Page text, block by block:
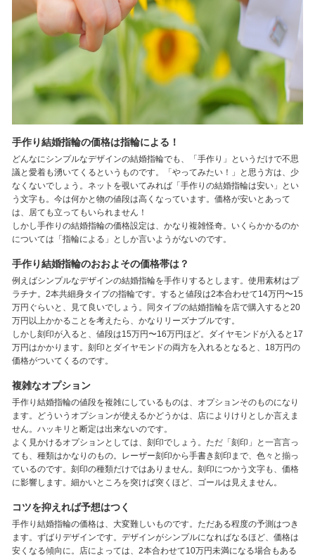
手作り結婚指輪の価格は指輪による！
どんなにシンプルなデザインの結婚指輪でも、「手作り」というだけで不思
議と愛着も湧いてくるというものです。「やってみたい！」と思う方は、少
なくないでしょう。ネットを覗いてみれば「手作りの結婚指輪は安い」とい
う文字も。今は何かと物の値段は高くなっています。価格が安いとあって
は、居ても立ってもいられません！
しかし手作りの結婚指輪の価格設定は、かなり複雑怪奇。いくらかかるのか
については「指輪による」としか言いようがないのです。
手作り結婚指輪のおおよその価格帯は？
例えばシンプルなデザインの結婚指輪を手作りするとします。使用素材はプ
ラチナ。2本共細身タイプの指輪です。すると値段は2本合わせて14万円〜15
万円ぐらいと、見て良いでしょう。同タイプの結婚指輪を店で購入すると20
万円以上かかることを考えたら、かなりリーズナブルです。
しかし刻印が入ると、値段は15万円〜16万円ほど。ダイヤモンドが入ると17
万円はかかります。刻印とダイヤモンドの両方を入れるとなると、18万円の
価格がついてくるのです。
複雑なオプション
手作り結婚指輪の値段を複雑にしているものは、オプションそのものになり
ます。どういうオプションが使えるかどうかは、店によりけりとしか言えま
せん。ハッキリと断定は出来ないのです。
よく見かけるオプションとしては、刻印でしょう。ただ「刻印」と一言言っ
ても、種類はかなりのもの。レーザー刻印から手書き刻印まで、色々と揃っ
ているのです。刻印の種類だけではありません。刻印につかう文字も、価格
に影響します。細かいところを突けば突くほど、ゴールは見えません。
コツを抑えれば予想はつく
手作り結婚指輪の価格は、大変難しいものです。ただある程度の予測はつき
ます。ずばりデザインです。デザインがシンプルになればなるほど、価格は
安くなる傾向に。店によっては、2本合わせて10万円未満になる場合もある